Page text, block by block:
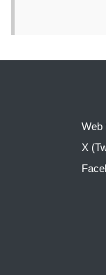
Web
X